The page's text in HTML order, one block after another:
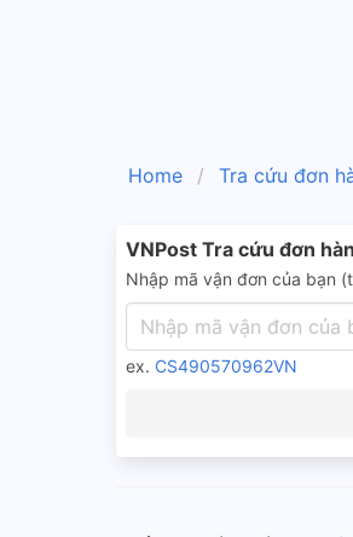
Home Tra cứu đơn
VNPost Tra cứu đơn
Nhập mã vận đơn của bạn
ex. CS490570962VN